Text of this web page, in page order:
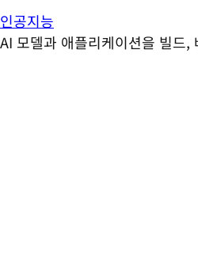
인공지능
AI 모델과 애플리케이션을 빌드,